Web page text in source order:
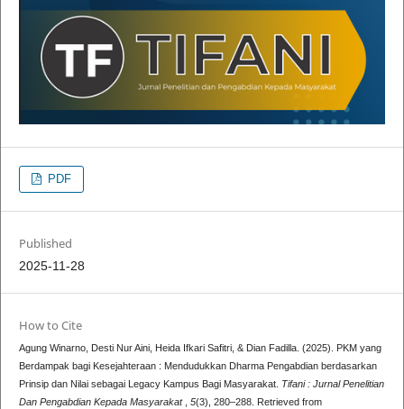
PDF
Published
2025-11-28
How to Cite
Agung Winarno, Desti Nur Aini, Heida Ifkari Safitri, & Dian Fadilla. (2025). PKM yang
Berdampak bagi Kesejahteraan : Mendudukkan Dharma Pengabdian berdasarkan
Prinsip dan Nilai sebagai Legacy Kampus Bagi Masyarakat. Tifani : Jurnal Penelitian
Dan Pengabdian Kepada Masyarakat
5(3), 280–288. Retrieved from